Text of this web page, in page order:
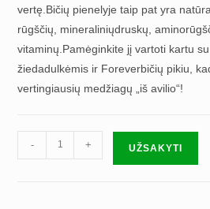
vertę.Bičių pienelyje taip pat yra
rūgščių, mineraliniųdruskų,
vitaminų.Pamėginkite jį vartoti kartu
žiedadulkėmis ir Foreverbičių pikiu,
vertingiausių medžiagų „iš avilio“!
produkto
kiekis:
- + UŽSAKYTI